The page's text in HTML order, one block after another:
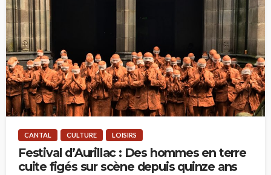
CANTAL CULTURE LOISIRS
Festival d’Aurillac : Des hommes en terre
cuite figés sur scène depuis quinze ans